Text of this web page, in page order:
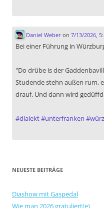
Daniel Weberon 7/13/2026,
Bei einer Führung in
"Do drübe is der
Studende stehn außen rum,
drauf. Und dann wird
#dialekt#unterfranken #
NEUESTE BEITRÄGE
Diashow mit Gaspedal
Wie man 2026 gratuliert(e)